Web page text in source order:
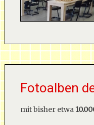
Fotoalben
mit bisher etwa